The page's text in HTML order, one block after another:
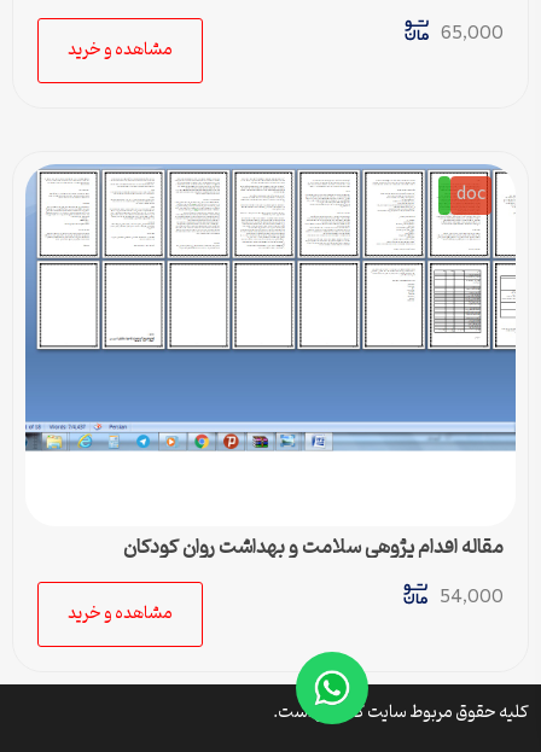
65,000
مشاهده و خرید
doc
مقاله اقدام پژوهی سلامت و بهداشت روان كودكان
54,000
مشاهده و خرید
کلیه حقوق مربوط سایت کتافایل است.